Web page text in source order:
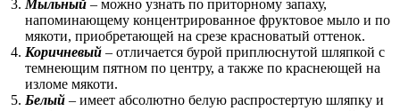
Мыльный – можно узнать по приторному запаху,
напоминающему концентрированное фруктовое мыло и по
мякоти, приобретающей на срезе красноватый оттенок.
Коричневый – отличается бурой приплюснутой шляпкой с
темнеющим пятном по центру, а также по краснеющей на
изломе мякоти.
Белый – имеет абсолютно белую распростертую шляпку и